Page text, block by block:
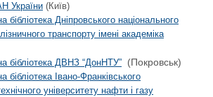
України (Київ)
бібліотека Дніпровського національного
транспорту імені академіка
бібліотека ДВНЗ “ДонНТУ” (Покровськ)
бібліотека Івано-Франківського
університету нафти і газу